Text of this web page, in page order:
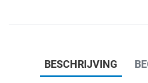
BESCHRIJVING